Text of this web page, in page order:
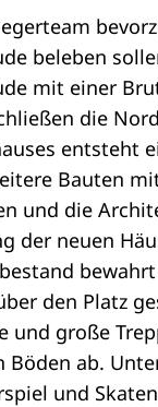
beleben
mit einer
die
entsteht
Bauten
und die
der neuen
den Platz
und große
Böden ab.
und